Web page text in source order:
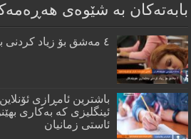
بابەتەکان بە شێوەی
٤ مەشق بۆ زیاد کردنی بەشداری خوێندکار
باشترين ئامڕازى
ئينگليزى كه‌ به‌كارى
ئاستى زمانيان